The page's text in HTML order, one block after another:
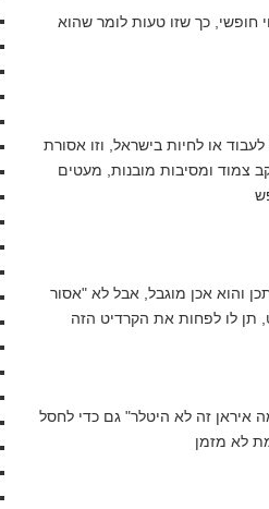
חופשי, כך שזו טעות לומר שהוא
לעבוד או לחיות בישראל, וזו אסורת
צמוד ומסיבות מובנות, מעטים
והוא אכן מוגבל, אבל לא "אסור
איראן זה לא היטלר" גם כדי לחסל